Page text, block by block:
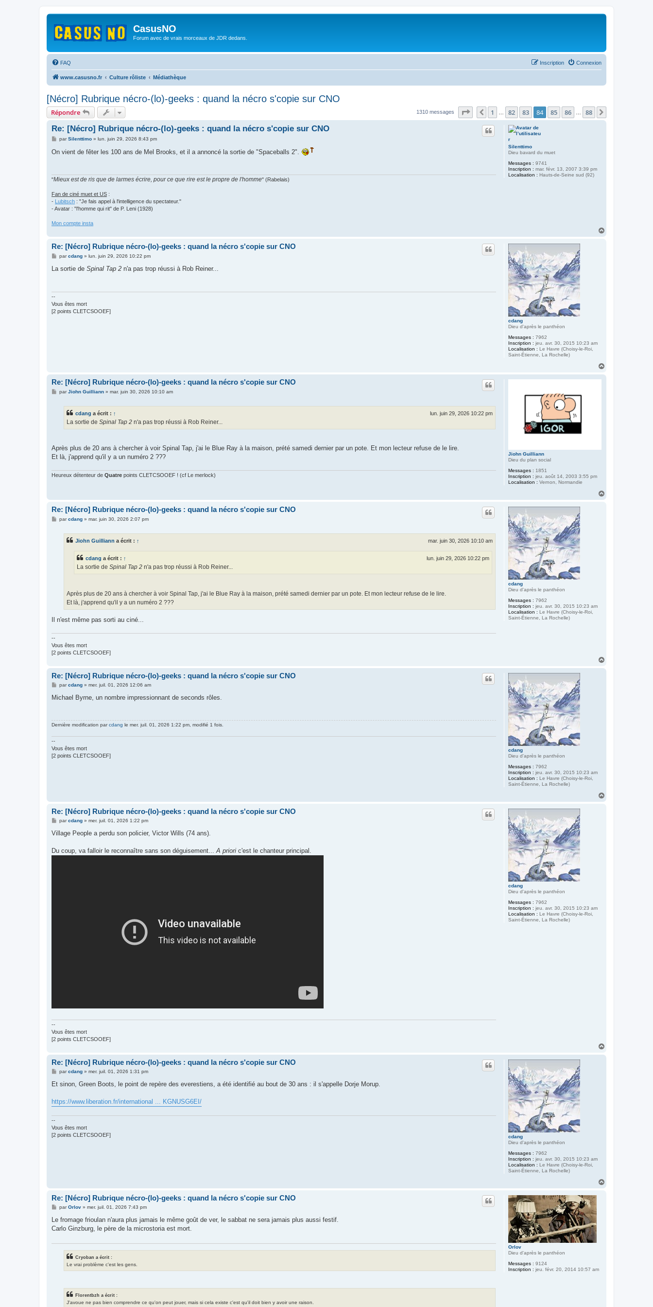
CasusNO
Forum avec de vrais morceaux de JDR dedans.
FAQ Connexion
Inscription
www.casusno.fr Culture rôliste Médiathèque
[Nécro] Rubrique nécro-(lo)-geeks : quand la nécro s'copie sur CNO
Répondre 1310 messages Page 84 88
Précédent
1 82 83 84 85 86 88
Silenttimo
Dieu bavard du muet
Messages : 9741
Inscription : mar. févr. 13, 2007 3:39 pm
Localisation : Hauts-de-Seine sud (92)
Re: [Nécro] Rubrique nécro-(lo)-geeks : quand la nécro s'copie sur CNO
M
s
s
parSilenttimo» lun. juin 29, 2026 8:43 pm
On vient de fêter les 100 ans de Mel Brooks, et il a annoncé la sortie de "Spaceballs 2".
"Mieux est de ris que de larmes écrire, pour ce que rire est le propre de l'homme" (Rabelais)
Fan de ciné muet et US :
-
Lubitsch : "Je fais appel à l'intelligence du spectateur."
- Avatar : "l'homme qui rit" de P. Leni (1928)
Mon compte insta
cdang
Dieu d'après le panthéon
Messages : 7962
Inscription : jeu. avr. 30, 2015 10:23 am
Localisation : Le Havre (Choisy-le-Roi,
Saint-Étienne, La Rochelle)
Re: [Nécro] Rubrique nécro-(lo)-geeks : quand la nécro s'copie sur CNO
M
s
parcdang» lun. juin 29, 2026 10:22 pm
La sortie de Spinal Tap 2 n'a pas trop réussi à Rob Reiner...
--
Vous êtes mort
[2 points CLETCSOOEF]
Jiohn Guilliann
Dieu du plan social
Messages : 1851
Inscription : jeu. août 14, 2003 3:55 pm
Localisation : Vernon, Normandie
Re: [Nécro] Rubrique nécro-(lo)-geeks : quand la nécro s'copie sur CNO
MparJiohn Guilliann» mar. juin 30, 2026 10:10 am
cdang a écrit : ↑ lun. juin 29, 2026 10:22 pm
La sortie de Spinal Tap 2 n'a pas trop réussi à Rob Reiner...
Après plus de 20 ans à chercher à voir Spinal Tap, j'ai le Blue Ray à la maison, prété samedi dernier par un pote. Et mon lecteur refuse de le lire.
Et là, j'apprend qu'il y a un numéro 2 ???
Heureux détenteur de Quatre points CLETCSOOEF ! (cf Le merlock)
cdang
Dieu d'après le panthéon
Messages : 7962
Inscription : jeu. avr. 30, 2015 10:23 am
Localisation : Le Havre (Choisy-le-Roi,
Saint-Étienne, La Rochelle)
Re: [Nécro] Rubrique nécro-(lo)-geeks : quand la nécro s'copie sur CNO
Mparcdang» mar. juin 30, 2026 2:07 pm
Jiohn Guilliann a écrit : ↑ mar. juin 30, 2026 10:10 am
cdang a écrit : ↑ lun. juin 29, 2026 10:22 pm
La sortie de Spinal Tap 2 n'a pas trop réussi à Rob Reiner...
Après plus de 20 ans à chercher à voir Spinal Tap, j'ai le Blue Ray à la maison, prété samedi dernier par un pote. Et mon lecteur refuse de le lire.
Et là, j'apprend qu'il y a un numéro 2 ???
Il n'est même pas sorti au ciné...
--
Vous êtes mort
[2 points CLETCSOOEF]
cdang
Dieu d'après le panthéon
Messages : 7962
Inscription : jeu. avr. 30, 2015 10:23 am
Localisation : Le Havre (Choisy-le-Roi,
Saint-Étienne, La Rochelle)
Re: [Nécro] Rubrique nécro-(lo)-geeks : quand la nécro s'copie sur CNO
M
s
e
parcdang» mer. juil. 01, 2026 12:06 am
Michael Byrne, un nombre impressionnant de seconds rôles.
Dernière modification parcdang le mer. juil. 01, 2026 1:22 pm, modifié 1 fois.
--
Vous êtes mort
[2 points CLETCSOOEF]
cdang
Dieu d'après le panthéon
Messages : 7962
Inscription : jeu. avr. 30, 2015 10:23 am
Localisation : Le Havre (Choisy-le-Roi,
Saint-Étienne, La Rochelle)
Re: [Nécro] Rubrique nécro-(lo)-geeks : quand la nécro s'copie sur CNO
M
s
g
e
parcdang» mer. juil. 01, 2026 1:22 pm
Village People a perdu son policier, Victor Wills (74 ans).
Du coup, va falloir le reconnaître sans son déguisement...A priori c'est le chanteur principal.
--
Vous êtes mort
[2 points CLETCSOOEF]
cdang
Dieu d'après le panthéon
Messages : 7962
Inscription : jeu. avr. 30, 2015 10:23 am
Localisation : Le Havre (Choisy-le-Roi,
Saint-Étienne, La Rochelle)
Re: [Nécro] Rubrique nécro-(lo)-geeks : quand la nécro s'copie sur CNO
M
s
g
e
parcdang» mer. juil. 01, 2026 1:31 pm
Et sinon, Green Boots, le point de repère des everestiens, a été identifié au bout de 30 ans : il s'appelle Dorje Morup.
https://www.liberation.fr/international ... KGNUSG6EI/
--
Vous êtes mort
[2 points CLETCSOOEF]
Orlov
Dieu d'après le panthéon
Messages : 9124
Inscription : jeu. févr. 20, 2014 10:57 am
Re: [Nécro] Rubrique nécro-(lo)-geeks : quand la nécro s'copie sur CNO
M
s
a
parOrlov» mer. juil. 01, 2026 7:43 pm
Le fromage frioulan n'aura plus jamais le même goût de ver, le sabbat ne sera jamais plus aussi festif.
Carlo Ginzburg, le père de la microstoria est mort.
Cryoban a écrit :
Le vrai problème c'est les gens.
Florentbzh a écrit :
J'avoue ne pas bien comprendre ce qu'on peut jouer, mais si cela existe c'est qu'il doit bien y avoir une raison.